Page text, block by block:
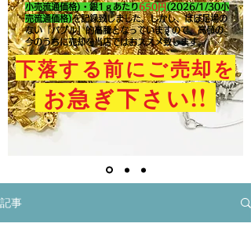
小売流通価格)・銀1ｇあたり650円 (2026/1/30小
売流通価格)を記録致しました。​しかし、ほぼ足場の
ない「バブル」的高騰となっていますので、高値の
今のうちに売却を当店ではおススメ致します。
下落する前にご売却を
お急ぎ下さい!!
記事